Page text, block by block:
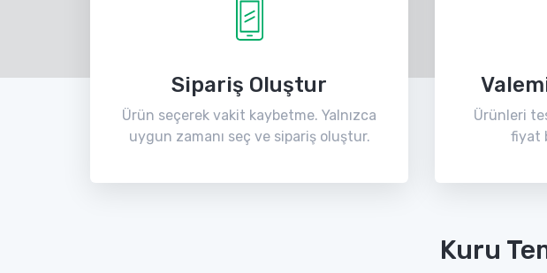
Sipariş Oluştur
Ürün seçerek vakit kaybetme. Yalnızca
uygun zamanı seç ve sipariş oluştur.
Ürünleri
fiyat
Kuru